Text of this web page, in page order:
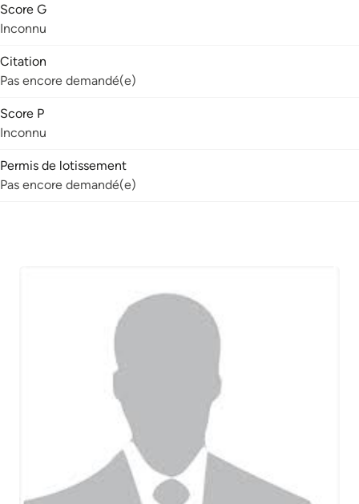
Score G
Inconnu
Citation
Pas encore demandé(e)
Score P
Inconnu
Permis de lotissement
Pas encore demandé(e)